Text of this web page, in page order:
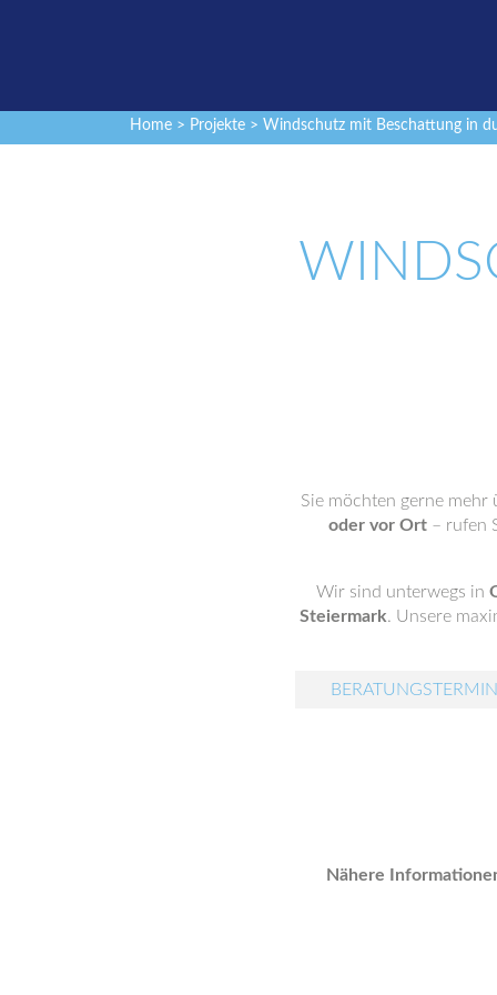
Home > Projekte > Windschutz mit Beschattung in
Sie möchten gerne mehr
oder vor Ort – rufen
Wir sind unterwegs in
Steiermark. Unsere
Nähere